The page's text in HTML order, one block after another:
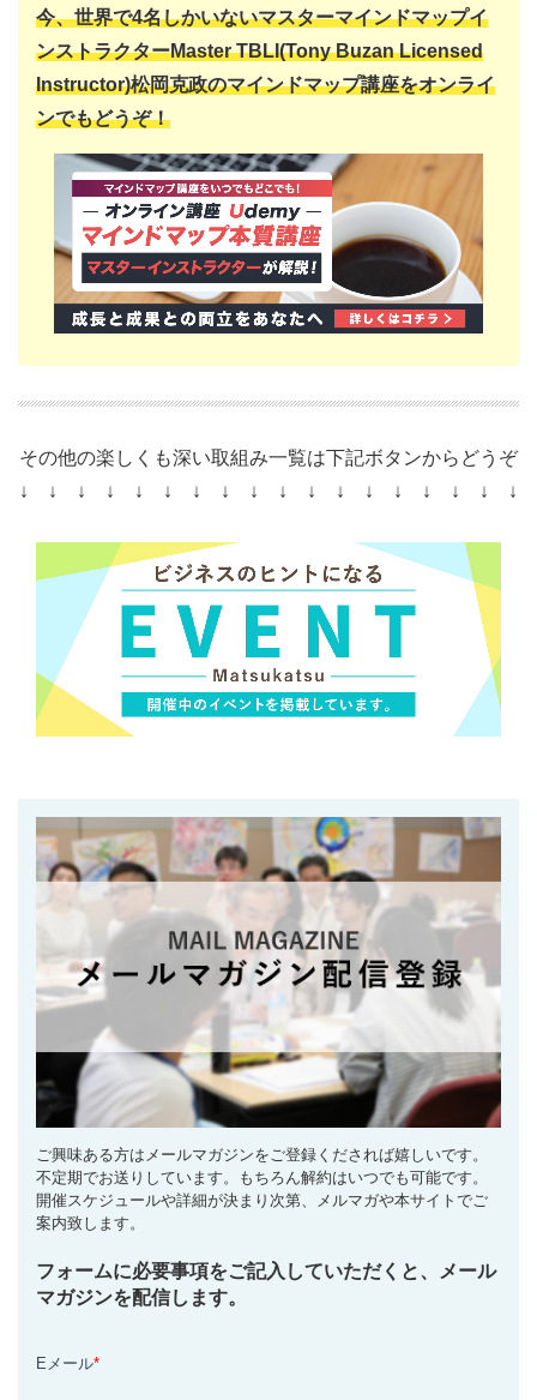
今、世界で4名しかいないマスターマインドマップイ
ンストラクターMaster TBLI(Tony Buzan Licensed
Instructor)松岡克政のマインドマップ講座をオンライ
ンでもどうぞ！
その他の楽しくも深い取組み一覧は下記ボタンからどうぞ
↓ ↓ ↓ ↓ ↓ ↓ ↓ ↓ ↓ ↓ ↓ ↓ ↓ ↓ ↓ ↓ ↓ ↓
ご興味ある方はメールマガジンをご登録くだされば嬉しいです。
不定期でお送りしています。もちろん解約はいつでも可能です。
開催スケジュールや詳細が決まり次第、メルマガや本サイトでご
案内致します。
フォームに必要事項をご記入していただくと、メール
マガジンを配信します。